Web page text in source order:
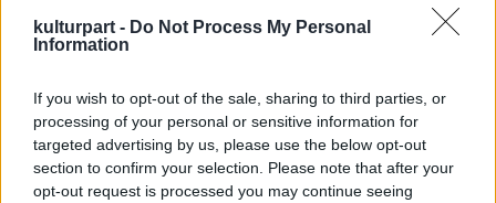
kulturpart - Do Not Process My Personal
Information
If you wish to opt-out of the sale, sharing to third parties, or
processing of your personal or sensitive information for
targeted advertising by us, please use the below opt-out
section to confirm your selection. Please note that after your
opt-out request is processed you may continue seeing
A megállapodás szerint a múzeum dolgozói
használhatják az egyetem szakkönyvtári
mivel az egyetem is rendelkezik kiállító
teremmel, hasonló témájú vagy egymást
kiegészítő tárlatok megrendezésére is
lehetőség nyílik.